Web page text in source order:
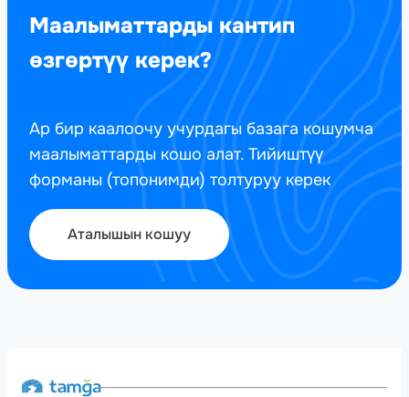
Маалыматтарды кантип
өзгөртүү керек?
Ар бир каалоочу учурдагы базага кошумча
маалыматтарды кошо алат. Тийиштүү
форманы (топонимди) толтуруу керек
Аталышын кошуу